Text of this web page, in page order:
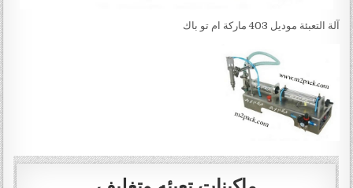
آلة التعبئة موديل 403 ماركة ام تو باك